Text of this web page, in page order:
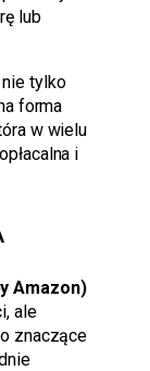
lub
tylko
forma
w wielu
i
Amazon)
ale
znaczące